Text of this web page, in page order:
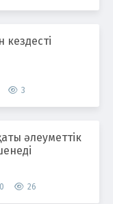
3
әлеуметтік
26